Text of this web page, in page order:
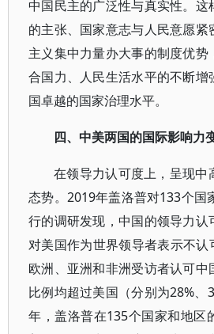
中国民主的广泛性与真实性。这
的主张、国家意志与人民意愿紧
主义集中力量办大事的制度优
合国力、人民生活水平的不断增
国卓越的国家治理水平。
四、中美两国的国际影响力
在领导力认可度上，呈现中
态势。2019年盖洛普对133个国
行的调研发现，中国的领导力认
对美国作为世界领导者表示不认
欧洲、亚洲和非洲受访者认可中
比例均超过美国（分别为28%、
年，盖洛普在135个国家和地区